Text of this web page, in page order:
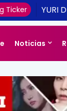
Ticker
UNA
Noticias